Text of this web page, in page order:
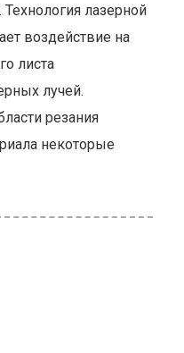
лазерной
воздействие на
листа
лучей.
резания
некоторые